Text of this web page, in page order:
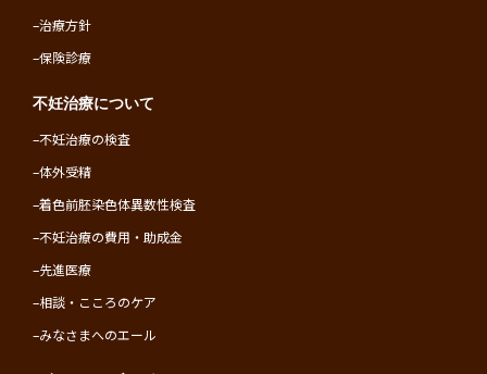
–治療方針
–保険診療
不妊治療について
–不妊治療の検査
–体外受精
–着色前胚染色体異数性検査
–不妊治療の費用・助成金
–先進医療
–相談・こころのケア
–みなさまへのエール